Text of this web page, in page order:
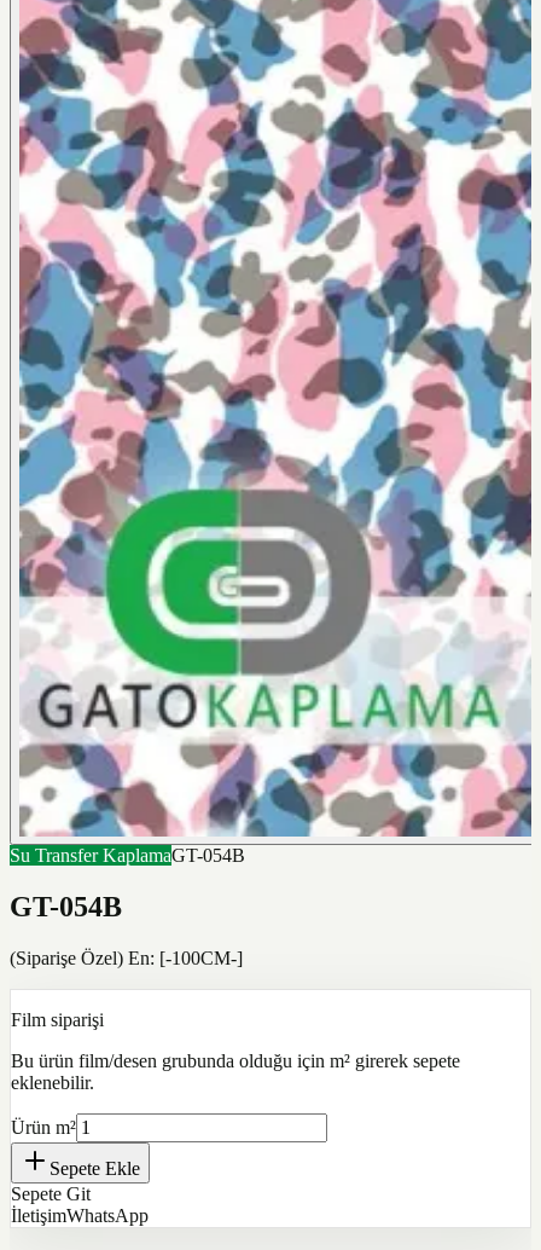
Su Transfer KaplamaGT-054B
GT-054B
(Siparişe Özel) En: [-100CM-]
Film siparişi
Bu ürün film/desen grubunda olduğu için m² girerek sepete
eklenebilir.
Ürün m²
Sepete Ekle
Sepete Git
İletişimWhatsApp